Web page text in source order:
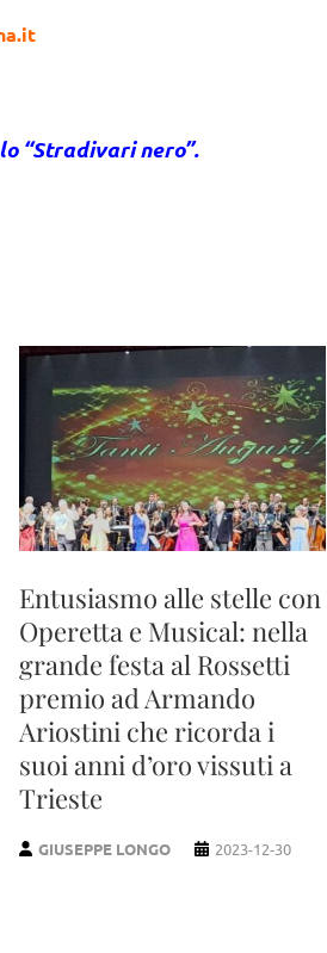
“Stradivari nero”.
Entusiasmo alle stelle con
Operetta e Musical: nella
grande festa al Rossetti
premio ad Armando
Ariostini che ricorda i
suoi anni d’oro vissuti a
Trieste
GIUSEPPE LONGO 2023-12-30